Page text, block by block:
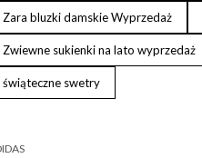
Zara bluzki damskie Wyprzedaż
Zwiewne sukienki na lato wyprzedaż
świąteczne swetry